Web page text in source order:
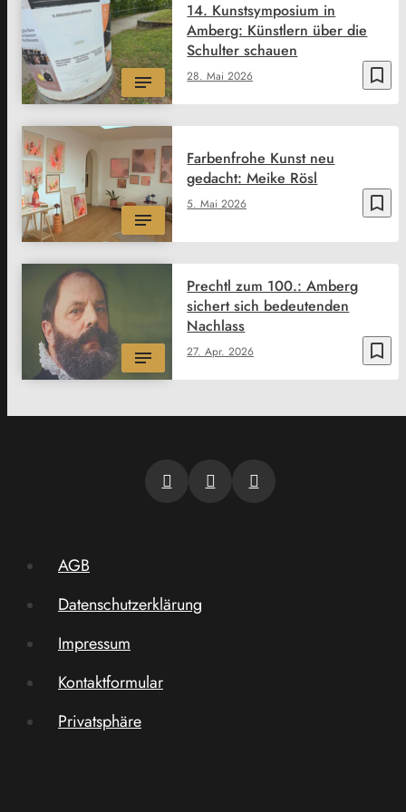
bookmark_border
28. Mai 2026
14. Kunstsymposium in
Amberg: Künstlern über die
Schulter schauen
bookmark_border
5. Mai 2026
Farbenfrohe Kunst neu
gedacht: Meike Rösl
bookmark_border
27. Apr. 2026
Prechtl zum 100.: Amberg
sichert sich bedeutenden
Nachlass
AGB
Datenschutzerklärung
Impressum
Kontaktformular
Privatsphäre